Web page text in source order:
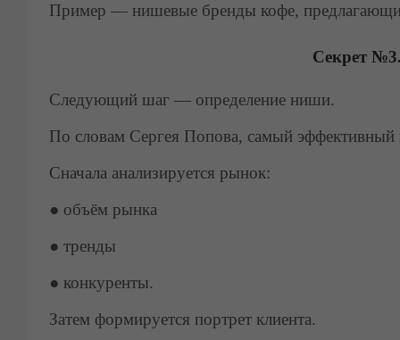
Пример — нишевые бренды кофе,
Секрет
Следующий шаг — определение ниши.
По словам Сергея Попова, самый
Сначала анализируется рынок:
● объём рынка
● тренды
● конкуренты.
Затем формируется портрет клиента.